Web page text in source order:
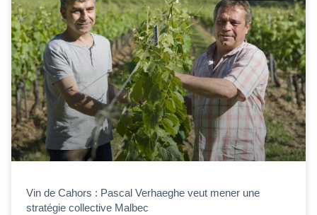
Vin de Cahors : Pascal Verhaeghe veut mener une
stratégie collective Malbec